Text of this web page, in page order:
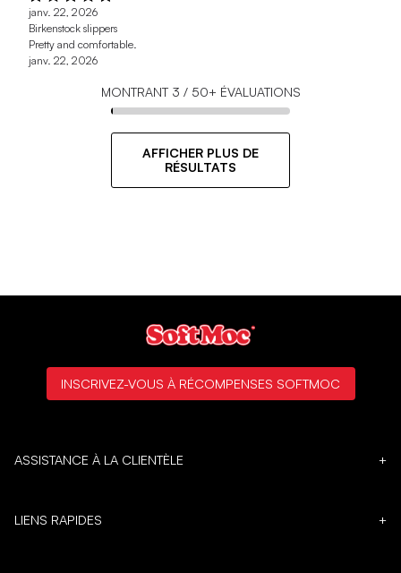
janv. 22, 2026
Birkenstock slippers
Pretty and comfortable.
janv. 22, 2026
MONTRANT 3 / 50+ ÉVALUATIONS
AFFICHER PLUS DE
RÉSULTATS
ASSISTANCE À LA CLIENTÈLE +
LIENS RAPIDES +
INSCRIVEZ-VOUS À RÉCOMPENSES SOFTMOC